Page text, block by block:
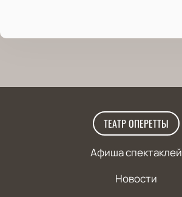
ТЕАТР ОПЕРЕТТЫ
Афиша спектаклей
Новости